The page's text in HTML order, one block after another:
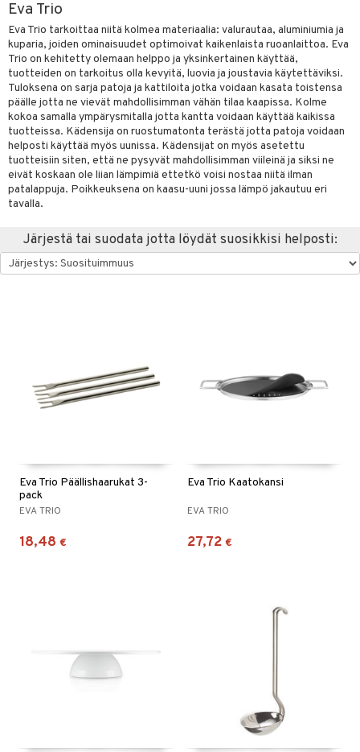
Eva Trio
Eva Trio tarkoittaa niitä kolmea materiaalia: valurautaa, aluminiumia ja
kuparia, joiden ominaisuudet optimoivat kaikenlaista ruoanlaittoa. Eva
Trio on kehitetty olemaan helppo ja yksinkertainen käyttää,
tuotteiden on tarkoitus olla kevyitä, luovia ja joustavia käytettäviksi.
Tuloksena on sarja patoja ja kattiloita jotka voidaan kasata toistensa
päälle jotta ne vievät mahdollisimman vähän tilaa kaapissa. Kolme
kokoa samalla ympärysmitalla jotta kantta voidaan käyttää kaikissa
tuotteissa. Kädensija on ruostumatonta terästä jotta patoja voidaan
helposti käyttää myös uunissa. Kädensijat on myös asetettu
tuotteisiin siten, että ne pysyvät mahdollisimman viileinä ja siksi ne
eivät koskaan ole liian lämpimiä ettetkö voisi nostaa niitä ilman
patalappuja. Poikkeuksena on kaasu-uuni jossa lämpö jakautuu eri
tavalla.
Järjestä tai suodata jotta löydät suosikkisi helposti:
Eva Trio Päällishaarukat 3-
pack
EVA TRIO
18,48 €
Eva Trio Kaatokansi
EVA TRIO
27,72 €
& Sähkövatkaimet
koneet
& Cocktailasit
& Aveclasit
lautaset
Kattilat
Maustemyllyt
& Kulhot
& Tyynyliinat
& Peitot
& Korit
& Veistokset
Art
& Lyhdyt
& Hyllyt
& Koukut
tekstiilit
tekstiilit
tekstiilit
& Tyynyliinat
& Peitot
hyönteissuoja
ruokinta
& Lyhdyt
& vastauksia